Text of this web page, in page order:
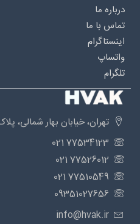
درباره‌ ما
تماس با ما
اینستاگرام
واتساپ
تلگرام
تهران، خیابان بهار شمالی، پلاک
77534123 021
77526012 021
77510549 021
09351027656
info@hvak.ir